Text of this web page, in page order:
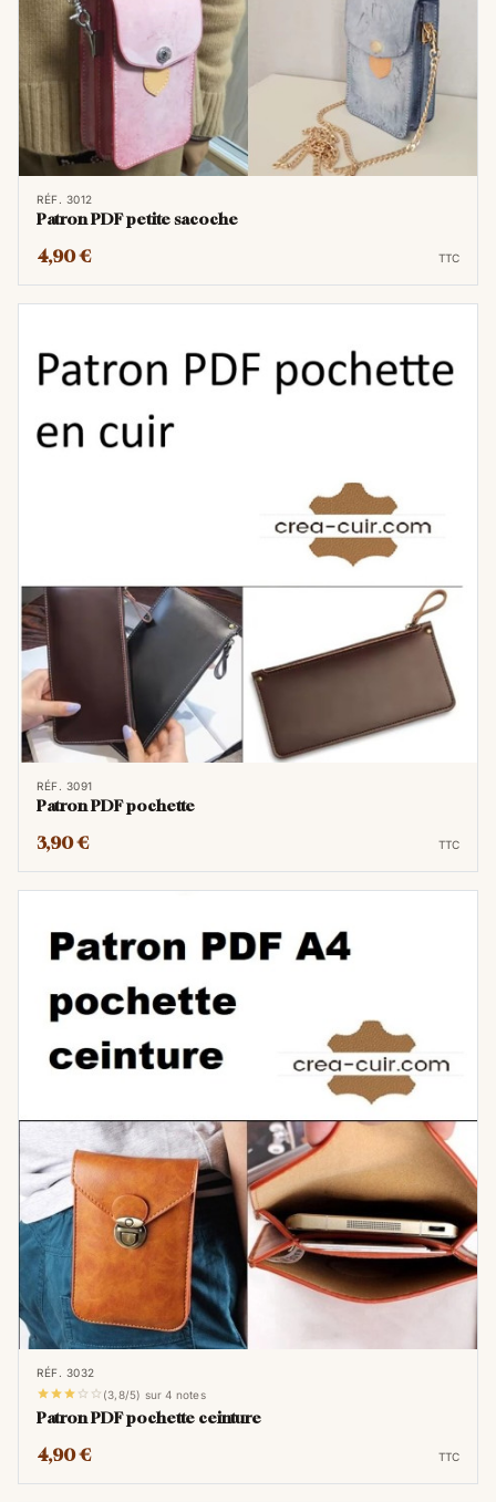
RÉF. 3012
Patron PDF petite sacoche
4,90 € TTC
RÉF. 3091
Patron PDF pochette
3,90 € TTC
RÉF. 3032
   (3,8/5) sur 4 notes
Patron PDF pochette ceinture
4,90 € TTC